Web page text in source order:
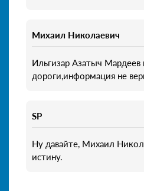
Михаил Николаевич
Ильгизар Азатыч Мардеев
дороги,информация не
SP
Ну давайте, Михаил
истину.